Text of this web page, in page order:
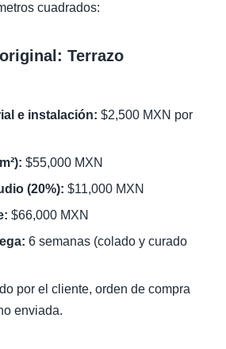
cuadrados:
Terrazo
e instalación: $2,500 MXN por
$55,000 MXN
(20%): $11,000 MXN
$66,000 MXN
6 semanas (colado y curado
por el cliente, orden de compra
enviada.